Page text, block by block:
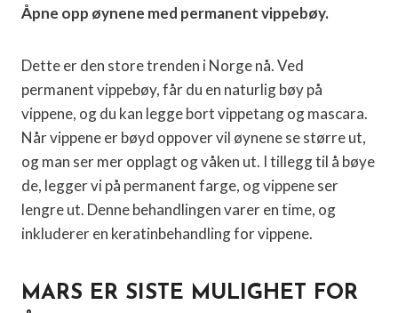
Åpne opp øynene med permanent vippebøy.
Dette er den store trenden i Norge nå. Ved
permanent vippebøy, får du en naturlig bøy på
vippene, og du kan legge bort vippetang og mascara.
Når vippene er bøyd oppover vil øynene se større ut,
og man ser mer opplagt og våken ut. I tillegg til å bøye
de, legger vi på permanent farge, og vippene ser
lengre ut. Denne behandlingen varer en time, og
inkluderer en keratinbehandling for vippene.
MARS ER SISTE MULIGHET FOR